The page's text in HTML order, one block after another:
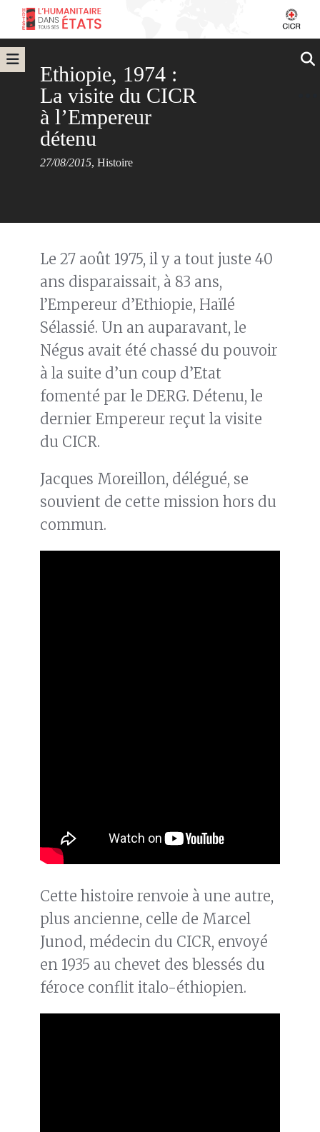
Ethiopie, 1974 :
La visite du CICR
à l’Empereur
détenu
27/08/2015, Histoire
Le 27 août 1975, il y a tout juste 40
ans disparaissait, à 83 ans,
l’Empereur d’Ethiopie, Haïlé
Sélassié. Un an auparavant, le
Négus avait été chassé du pouvoir
à la suite d’un coup d’Etat
fomenté par le DERG. Détenu, le
dernier Empereur reçut la visite
du CICR.
Jacques Moreillon, délégué, se
souvient de cette mission hors du
commun.
Cette histoire renvoie à une autre,
plus ancienne, celle de Marcel
Junod, médecin du CICR, envoyé
en 1935 au chevet des blessés du
féroce conflit italo-éthiopien.